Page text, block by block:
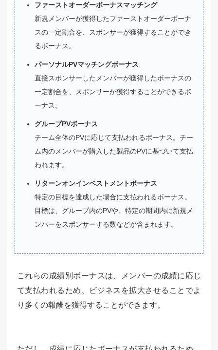
ファーストオーダーボーナスマッチング
新規メンバーが獲得したファーストオーダーボーナ
スの一定割合を、スポンサーが獲得することができ
るボーナス。
パーソナルPVマッチングボーナス
直接スポンサーしたメンバーが獲得したボーナスの
一定割合を、スポンサーが獲得することができるボ
ーナス。
グループPVボーナス
チーム全体のPVに応じて支払われるボーナス。チー
ム内のメンバーが購入した製品のPVに基づいて支払
われます。
リターンオンインベストメントボーナス
特定の目標を達成した場合に支払われるボーナス。
目標は、グループ内のPVや、特定の期間内に新規メ
ンバーをスポンサーする数などが含まれます。
これらの成績別ボーナスは、メンバーの成績に応じ
て支払われるため、ビジネスを拡大させることでよ
り多くの報酬を獲得することができます。